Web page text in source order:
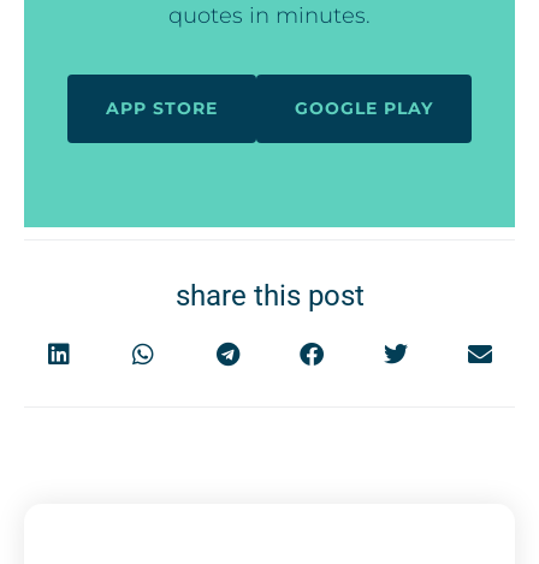
quotes in minutes.
APP STORE GOOGLE PLAY
share this post